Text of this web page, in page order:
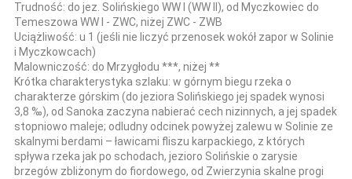
Trudność: do jez. Solińskiego WW I (WW II), od Myczkowiec do
Temeszowa WW I - ZWC, niżej ZWC - ZWB
Uciążliwość: u 1 (jeśli nie liczyć przenosek wokół zapor w Solinie
i Myczkowcach)
Malowniczość: do Mrzygłodu ***, niżej **
Krótka charakterystyka szlaku: w górnym biegu rzeka o
charakterze górskim (do jeziora Solińskiego jej spadek wynosi
3,8 ‰), od Sanoka zaczyna nabierać cech nizinnych, a jej spadek
stopniowo maleje; odludny odcinek powyżej zalewu w Solinie ze
skalnymi berdami – ławicami fliszu karpackiego, z których
spływa rzeka jak po schodach, jezioro Solińskie o zarysie
brzegów zbliżonym do fiordowego, od Zwierzynia skalne progi